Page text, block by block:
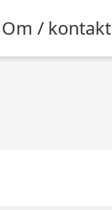
Om / kontakt